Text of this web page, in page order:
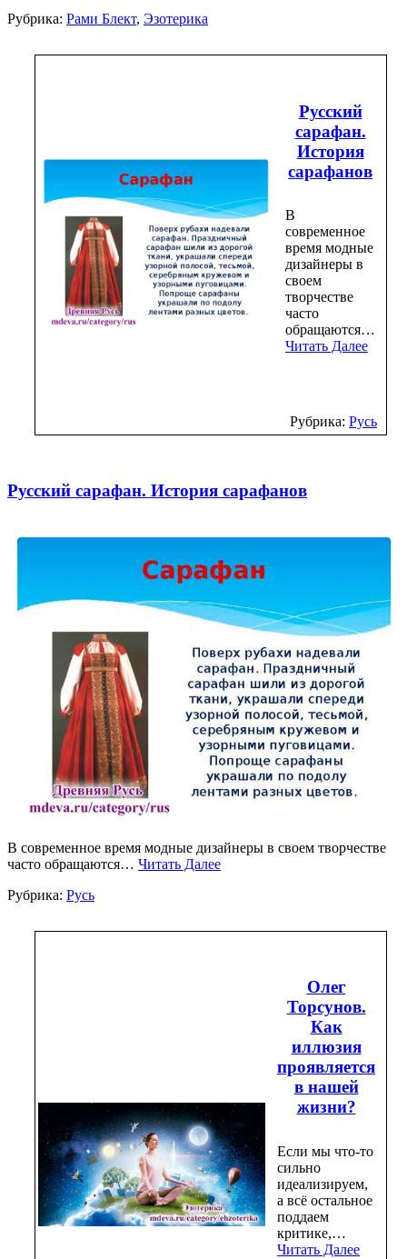
Рубрика: Рами Блект, Эзотерика
Русский
сарафан.
История
сарафанов
В
современное
время модные
дизайнеры в
своем
творчестве
часто
обращаются…
Читать Далее
Рубрика: Русь
Русский сарафан. История сарафанов
В современное время модные дизайнеры в своем творчестве
часто обращаются… Читать Далее
Рубрика: Русь
Олег
Торсунов.
Как
иллюзия
проявляется
в нашей
жизни?
Если мы что-то
сильно
идеализируем,
а всё остальное
поддаем
критике,…
Читать Далее